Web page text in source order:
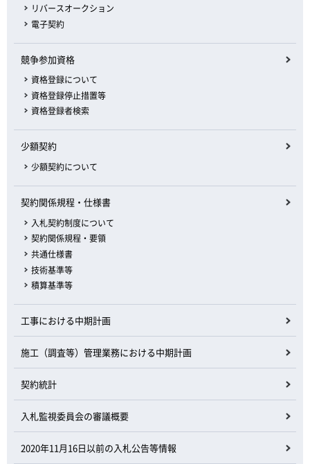
リバースオークション
電子契約
競争参加資格
資格登録について
資格登録停止措置等
資格登録者検索
少額契約
少額契約について
契約関係規程・仕様書
入札契約制度について
契約関係規程・要領
共通仕様書
技術基準等
積算基準等
工事における中期計画
施工（調査等）管理業務における中期計画
契約統計
入札監視委員会の審議概要
2020年11月16日以前の入札公告等情報